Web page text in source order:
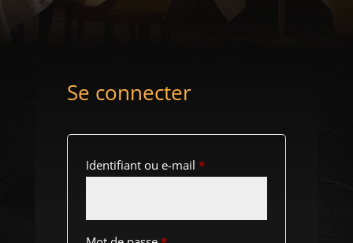
Se connecter
Identifiant ou e-mail *Obligatoire